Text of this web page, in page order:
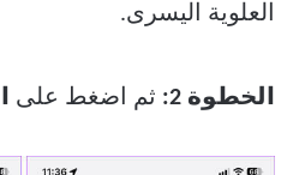
العلوية اليسرى.
الخطوة 2: ثم اضغط على